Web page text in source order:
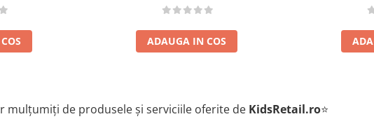
ADAUGA IN COS
mulțumiți de produsele și serviciile oferite de KidsRetail.ro⭐